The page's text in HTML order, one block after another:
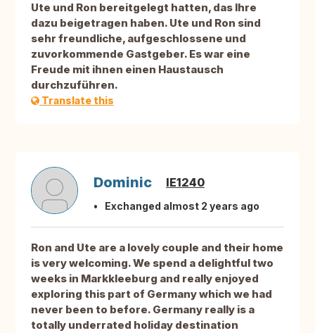
Ute und Ron bereitgelegt hatten, das Ihre
dazu beigetragen haben. Ute und Ron sind
sehr freundliche, aufgeschlossene und
zuvorkommende Gastgeber. Es war eine
Freude mit ihnen einen Haustausch
durchzuführen.
Translate this
Dominic IE1240
Exchanged almost 2 years ago
Ron and Ute are a lovely couple and their home
is very welcoming. We spend a delightful two
weeks in Markkleeburg and really enjoyed
exploring this part of Germany which we had
never been to before. Germany really is a
totally underrated holiday destination